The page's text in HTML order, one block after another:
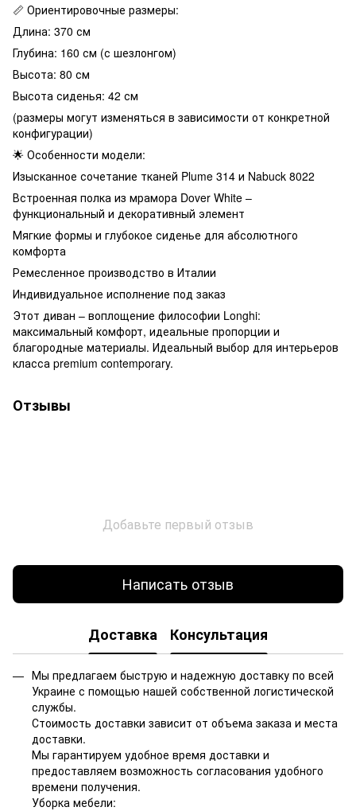
📏 Ориентировочные размеры:
Длина: 370 см
Глубина: 160 см (с шезлонгом)
Высота: 80 см
Высота сиденья: 42 см
(размеры могут изменяться в зависимости от конкретной
конфигурации)
🌟 Особенности модели:
Изысканное сочетание тканей Plume 314 и Nabuck 8022
Встроенная полка из мрамора Dover White –
функциональный и декоративный элемент
Мягкие формы и глубокое сиденье для абсолютного
комфорта
Ремесленное производство в Италии
Индивидуальное исполнение под заказ
Этот диван – воплощение философии Longhi:
максимальный комфорт, идеальные пропорции и
благородные материалы. Идеальный выбор для интерьеров
класса premium contemporary.
Отзывы
Добавьте первый отзыв
Написать отзыв
Доставка Консультация
Мы предлагаем быструю и надежную доставку по всей
Украине с помощью нашей собственной логистической
службы.
Стоимость доставки зависит от объема заказа и места
доставки.
Мы гарантируем удобное время доставки и
предоставляем возможность согласования удобного
времени получения.
Уборка мебели: